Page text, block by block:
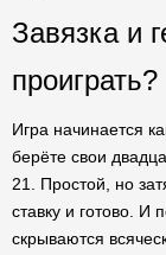
Завязка и
проиграть?
Игра начинается
берёте свои
21. Простой, но
ставку и готово. И
скрываются